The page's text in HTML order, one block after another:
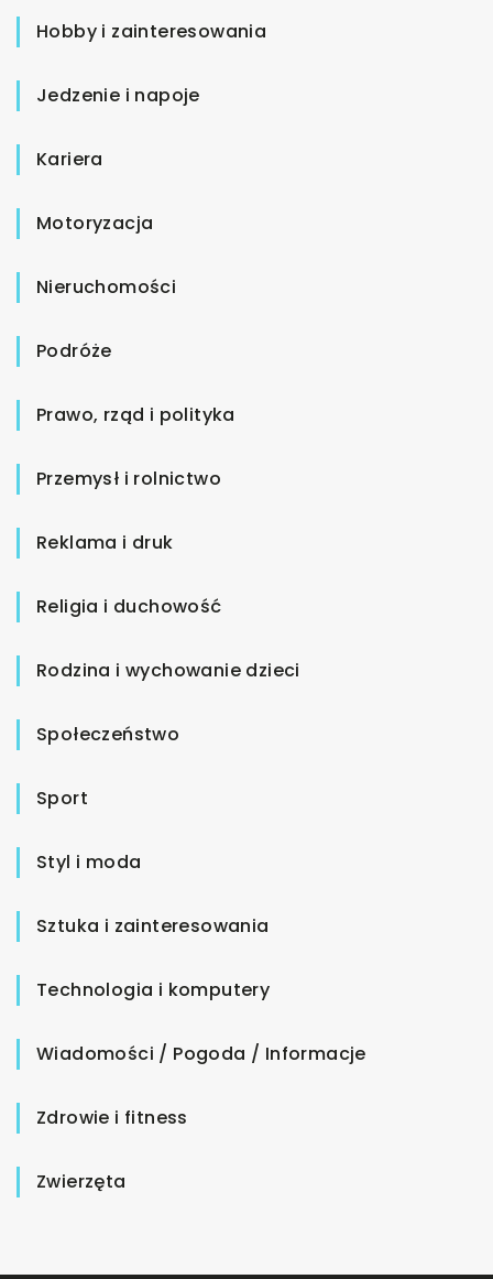
Hobby i zainteresowania
Jedzenie i napoje
Kariera
Motoryzacja
Nieruchomości
Podróże
Prawo, rząd i polityka
Przemysł i rolnictwo
Reklama i druk
Religia i duchowość
Rodzina i wychowanie dzieci
Społeczeństwo
Sport
Styl i moda
Sztuka i zainteresowania
Technologia i komputery
Wiadomości / Pogoda / Informacje
Zdrowie i fitness
Zwierzęta